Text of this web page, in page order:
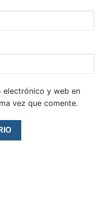
electrónico y web en
vez que comente.